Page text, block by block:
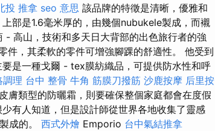
投 推拿 seo 意思 該品牌的特徵是清晰，優雅和
部是1.6毫米厚的，由幾個nubukele製成，而襯
高山，技術和多天日大背部的出色旅行者的強
，其柔軟的零件可增強腳踝的舒適性。 他受到
是一種戈爾 - tex膜紡織品，可提供防水性和呼
調理 台中 整骨 牛角 筋膜刀撥筋 沙鹿按摩 后里按
膚類型的防曬霜，則要確保整個家庭都會在度假
有人知道，但是設計師從世界各地收集了靈感
成的。 西式外燴 Emporio 台中氣結推拿